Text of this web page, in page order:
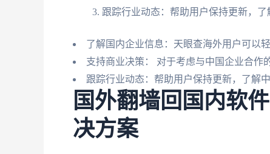
跟踪行业动态：帮助用户保持更新，了
了解国内企业信息：天眼查海外用户可以
支持商业决策： 对于考虑与中国企业合作
跟踪行业动态：帮助用户保持更新，了解
国外翻墙回国内软
决方案